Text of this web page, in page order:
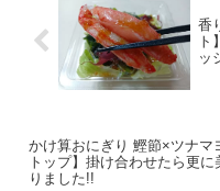
香
ト
ッ
かけ算おにぎり 鰹節×ツナマ
トップ】掛け合わせたら更に
りました!!